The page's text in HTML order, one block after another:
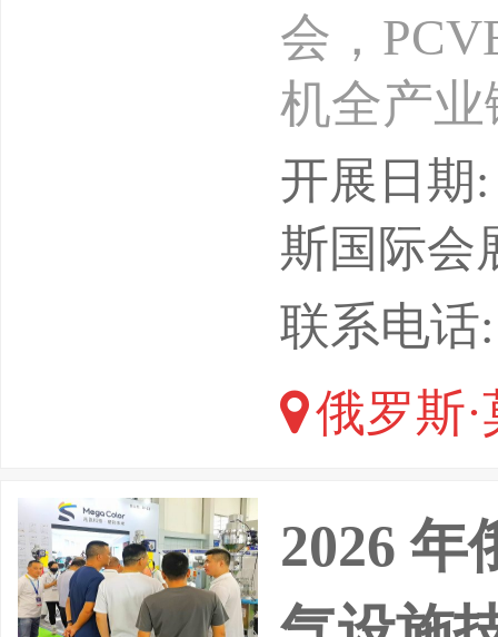
会，
机全产
于一体
核心渠
求。俄
存在刚
天然气
核心客
开展日期
斯国际会
联系电话
俄罗斯·
2026